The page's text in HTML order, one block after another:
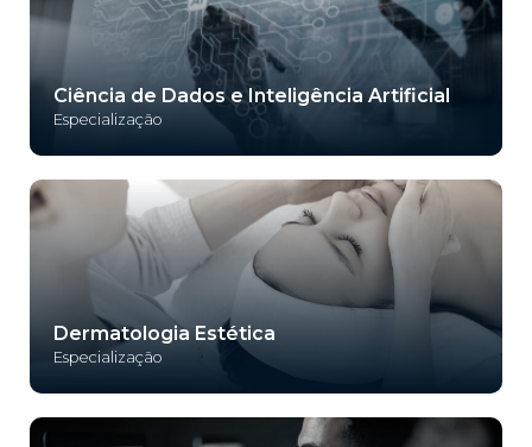
Ciência de Dados e Inteligência Artificial
Especialização
Dermatologia Estética
Especialização